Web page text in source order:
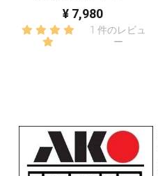
¥ 7,980
1 件のレビュ
ー